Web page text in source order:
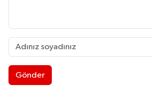
Gönder